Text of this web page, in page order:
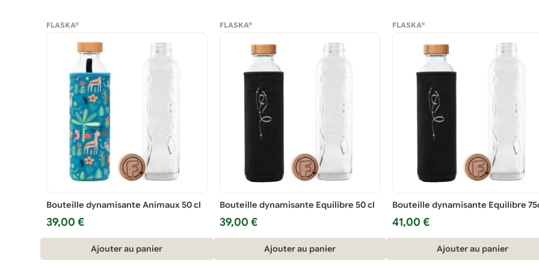
FLASKA®
Bouteille dynamisante Animaux 50 cl
39,00€
Ajouter au panier
FLASKA®
Bouteille dynamisante Equilibre 50 cl
39,00 €
Ajouter au panier
FLASKA®
Bouteille dynamisante Equilibre
41,00 €
Ajouter au panier